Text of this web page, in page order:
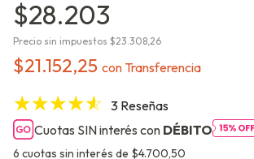
$28.203
Precio sin impuestos $23.308,26
$21.152,25 con Transferencia
3 Reseñas
Cuotas SIN interés con DÉBITO
6 cuotas sin interés de $4.700,50